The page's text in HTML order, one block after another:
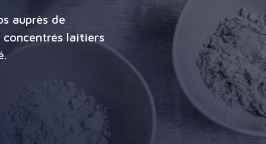
auprès de
laitiers